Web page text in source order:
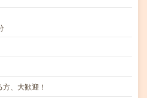
、大歓迎！